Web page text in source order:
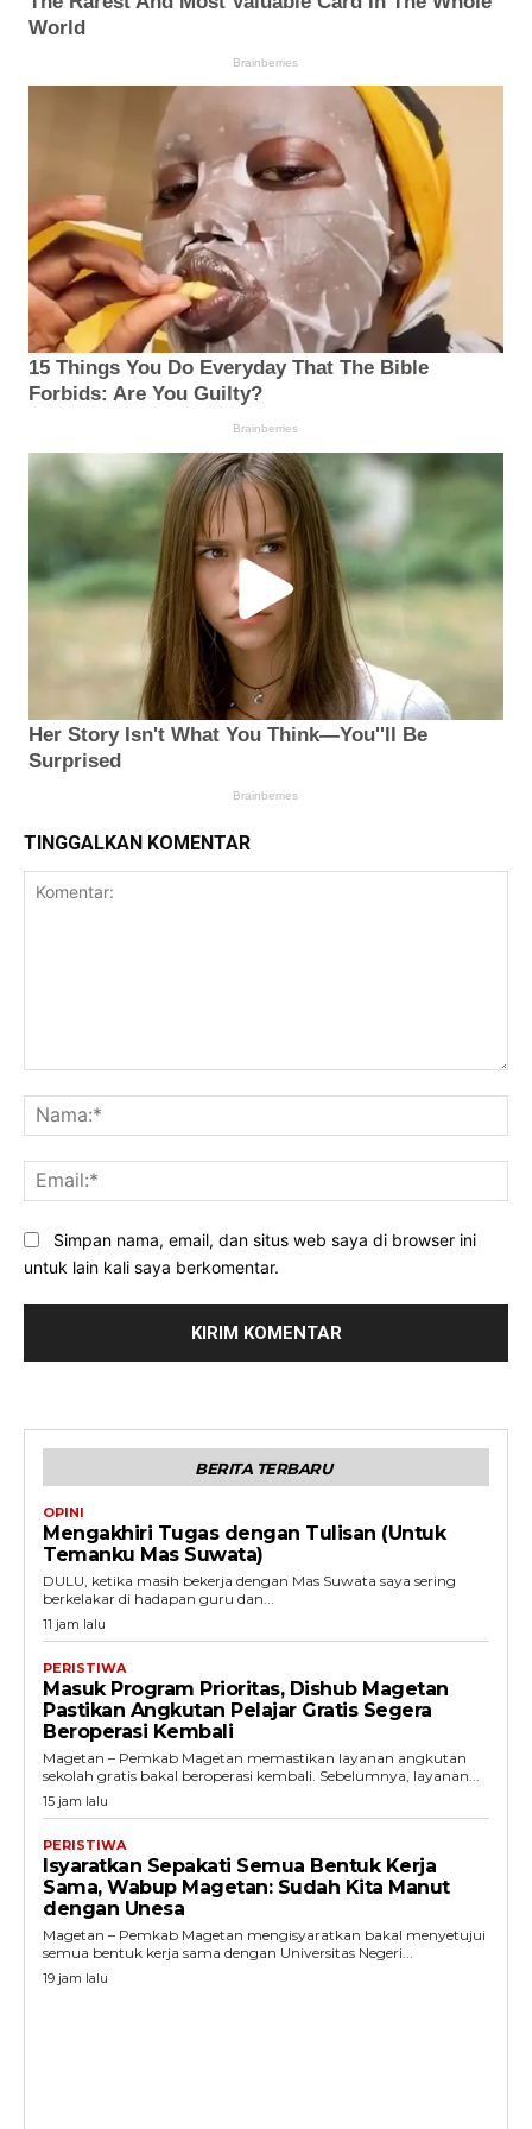
TINGGALKAN KOMENTAR
Simpan nama, email, dan situs web saya di browser ini
untuk lain kali saya berkomentar.
BERITA TERBARU
OPINI
Mengakhiri Tugas dengan Tulisan (Untuk
Temanku Mas Suwata)
DULU, ketika masih bekerja dengan Mas Suwata saya sering
berkelakar di hadapan guru dan...
11 jam lalu
PERISTIWA
Masuk Program Prioritas, Dishub Magetan
Pastikan Angkutan Pelajar Gratis Segera
Beroperasi Kembali
Magetan – Pemkab Magetan memastikan layanan angkutan
sekolah gratis bakal beroperasi kembali. Sebelumnya, layanan...
15 jam lalu
PERISTIWA
Isyaratkan Sepakati Semua Bentuk Kerja
Sama, Wabup Magetan: Sudah Kita Manut
dengan Unesa
Magetan – Pemkab Magetan mengisyaratkan bakal menyetujui
semua bentuk kerja sama dengan Universitas Negeri...
19 jam lalu